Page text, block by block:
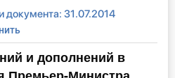
документа: 31.07.2014
и дополнений в